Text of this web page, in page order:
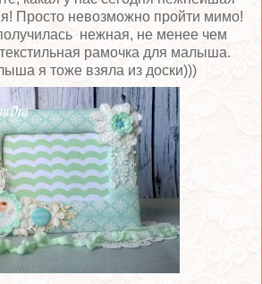
Просто невозможно пройти мимо!
нежная, не менее чем
рамочка для малыша.
я тоже взяла из доски)))